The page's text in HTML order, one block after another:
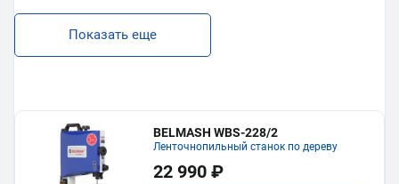
Показать еще
BELMASH WBS-228/2
Ленточнопильный станок по дереву
22 990 ₽